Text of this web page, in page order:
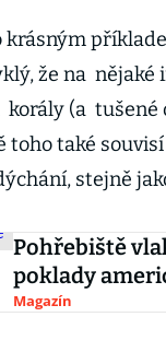
krásným
že na nějaké
(a tušené
toho také
stejně
Pohřebiště
poklady
Magazín